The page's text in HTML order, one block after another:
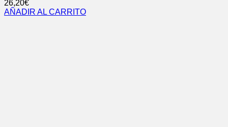
26,20€
AÑADIR AL CARRITO